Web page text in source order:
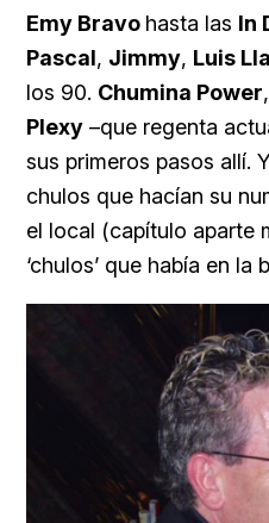
Emy Bravo hasta las In
Pascal, Jimmy, Luis
los 90. Chumina Power,
Plexy –que regenta
sus primeros pasos allí.
chulos que hacían su
el local (capítulo aparte
‘chulos’ que había en la